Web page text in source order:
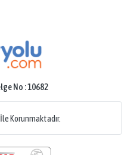
No : 10682
Korunmaktadır.